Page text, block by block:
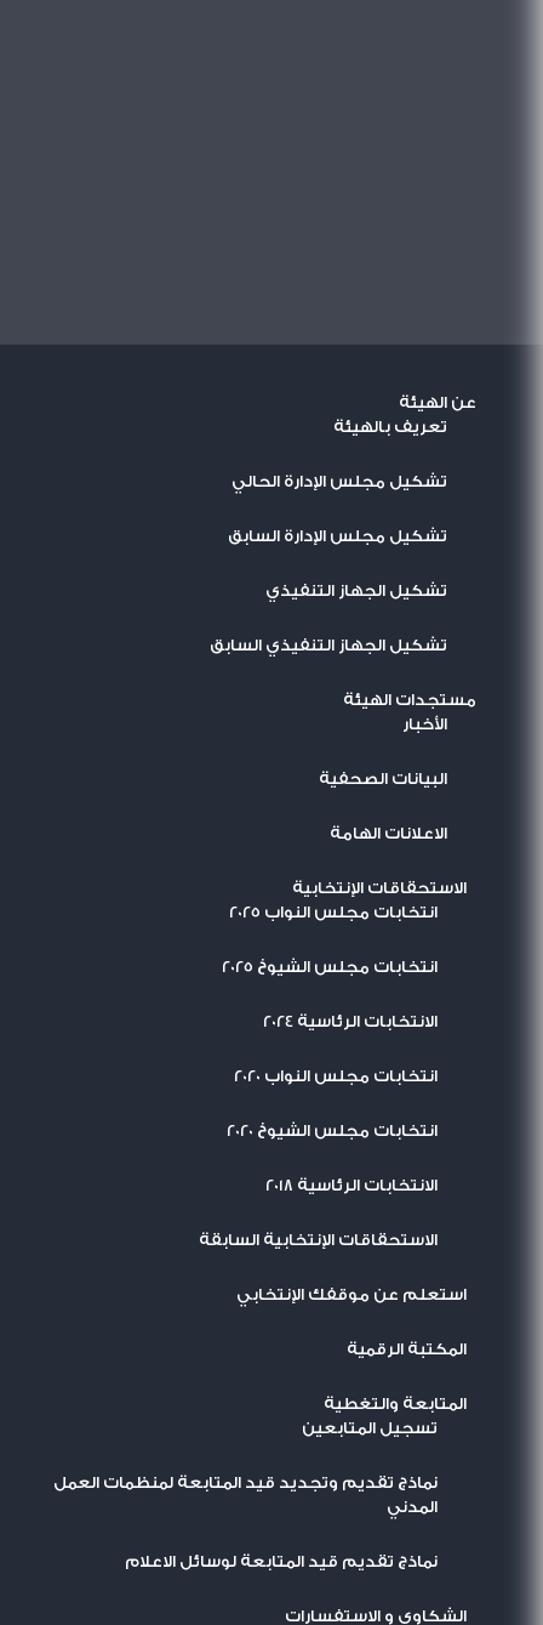
عن الهيئة
تعريف بالهيئة
تشكيل مجلس الإدارة الحالي
تشكيل مجلس الإدارة السابق
تشكيل الجهاز التنفيذي
تشكيل الجهاز التنفيذي السابق
مستجدات الهيئة
اﻷخبار
البيانات الصحفية
الاعلانات الهامة
الاستحقاقات الإنتخابية
انتخابات مجلس النواب 2025
انتخابات مجلس الشيوخ 2025
الانتخابات الرئاسية 2024
انتخابات مجلس النواب 2020
انتخابات مجلس الشيوخ 2020
الانتخابات الرئاسية 2018
الاستحقاقات الإنتخابية السابقة
استعلم عن موقفك الإنتخابي
المكتبة الرقمية
المتابعة والتغطية
تسجيل المتابعين
نماذج تقديم وتجديد قيد المتابعة لمنظمات العمل
المدني
نماذج تقديم قيد المتابعة لوسائل الاعلام
الشكاوى و الاستفسارات